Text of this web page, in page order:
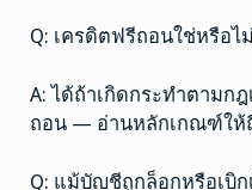
Q: เครดิตฟรีถอนใช่หรือไ
A: ได้ถ้าเกิดกระทำตาม
ถอน — อ่านหลักเกณฑ์ให้
Q: แม้บัญชีถูกล็อกหรือเบิก